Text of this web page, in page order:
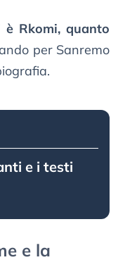
è Rkomi, quanto
per Sanremo
e i testi
e la